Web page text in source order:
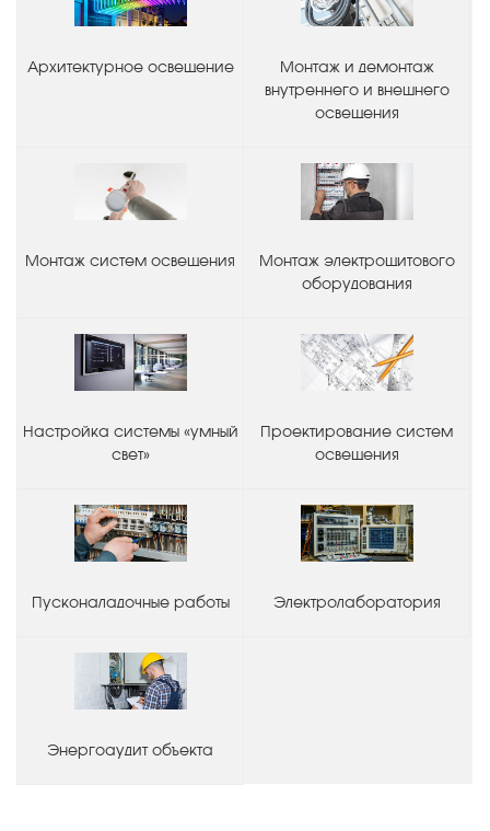
Архитектурное освещение
Монтаж и демонтаж
внутреннего и внешнего
освещения
Монтаж систем освещения
Монтаж электрощитового
оборудования
Настройка системы «умный
свет»
Проектирование систем
освещения
Пусконаладочные работы Электролаборатория
Энергоаудит объекта